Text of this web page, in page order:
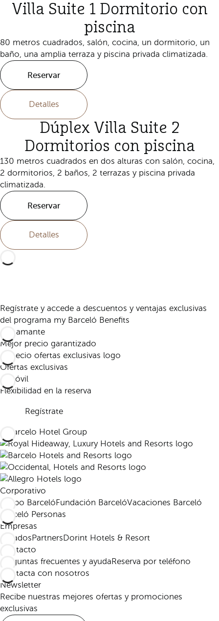
Villa Suite 1 Dormitorio con
piscina
80 metros cuadrados, salón, cocina, un dormitorio, un
baño, una amplia terraza y piscina privada climatizada.
Reservar
Detalles
Dúplex Villa Suite 2
Dormitorios con piscina
130 metros cuadrados en dos alturas con salón, cocina,
2 dormitorios, 2 baños, 2 terrazas y piscina privada
climatizada.
Reservar
Detalles
Regístrate y accede a descuentos y ventajas exclusivas
del programa my Barceló Benefits
Mejor precio garantizado
Ofertas exclusivas
Flexibilidad en la reserva
Regístrate
Corporativo
Grupo BarcelóFundación BarcelóVacaciones Barceló
Barceló Personas
Empresas
AfiliadosPartnersDorint Hotels & Resort
Contacto
Preguntas frecuentes y ayudaReserva por teléfono
Contacta con nosotros
Newsletter
Recibe nuestras mejores ofertas y promociones
exclusivas